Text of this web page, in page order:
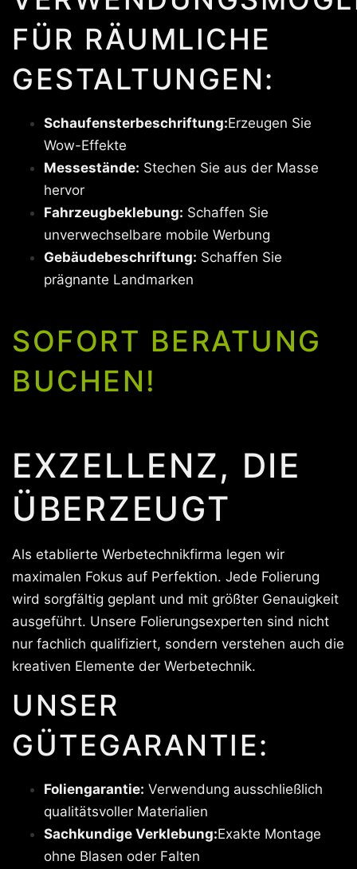
FÜR RÄUMLICHE
GESTALTUNGEN:
Schaufensterbeschriftung:Erzeugen Sie
Wow-Effekte
Messestände: Stechen Sie aus der Masse
hervor
Fahrzeugbeklebung: Schaffen Sie
unverwechselbare mobile Werbung
Gebäudebeschriftung: Schaffen Sie
prägnante Landmarken
SOFORT BERATUNG
BUCHEN!
EXZELLENZ, DIE
ÜBERZEUGT
Als etablierte Werbetechnikfirma legen wir
maximalen Fokus auf Perfektion. Jede Folierung
wird sorgfältig geplant und mit größter Genauigkeit
ausgeführt. Unsere Folierungsexperten sind nicht
nur fachlich qualifiziert, sondern verstehen auch die
kreativen Elemente der Werbetechnik.
UNSER
GÜTEGARANTIE:
Foliengarantie: Verwendung ausschließlich
qualitätsvoller Materialien
Sachkundige Verklebung:Exakte Montage
ohne Blasen oder Falten